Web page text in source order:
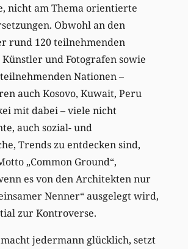
nicht am Thema orientierte
Obwohl an den
rund 120 teilnehmenden
und Fotografen sowie
Nationen –
auch Kosovo, Kuwait, Peru
mit dabei – viele nicht
auch sozial- und
Trends zu entdecken sind,
„Common Ground“,
es von den Architekten nur
Nenner“ ausgelegt wird,
zur Kontroverse.
macht jedermann glücklich, setzt